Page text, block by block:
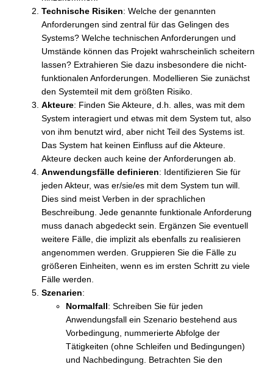
Technische Risiken: Welche der genannten
Anforderungen sind zentral für das Gelingen des
Systems? Welche technischen Anforderungen und
Umstände können das Projekt wahrscheinlich scheitern
lassen? Extrahieren Sie dazu insbesondere die nicht-
funktionalen Anforderungen. Modellieren Sie zunächst
den Systemteil mit dem größten Risiko.
Akteure: Finden Sie Akteure, d.h. alles, was mit dem
System interagiert und etwas mit dem System tut, also
von ihm benutzt wird, aber nicht Teil des Systems ist.
Das System hat keinen Einfluss auf die Akteure.
Akteure decken auch keine der Anforderungen ab.
Anwendungsfälle definieren: Identifizieren Sie für
jeden Akteur, was er/sie/es mit dem System tun will.
Dies sind meist Verben in der sprachlichen
Beschreibung. Jede genannte funktionale Anforderung
muss danach abgedeckt sein. Ergänzen Sie eventuell
weitere Fälle, die implizit als ebenfalls zu realisieren
angenommen werden. Gruppieren Sie die Fälle zu
größeren Einheiten, wenn es im ersten Schritt zu viele
Fälle werden.
Szenarien:
Normalfall: Schreiben Sie für jeden
Anwendungsfall ein Szenario bestehend aus
Vorbedingung, nummerierte Abfolge der
Tätigkeiten (ohne Schleifen und Bedingungen)
und Nachbedingung. Betrachten Sie den